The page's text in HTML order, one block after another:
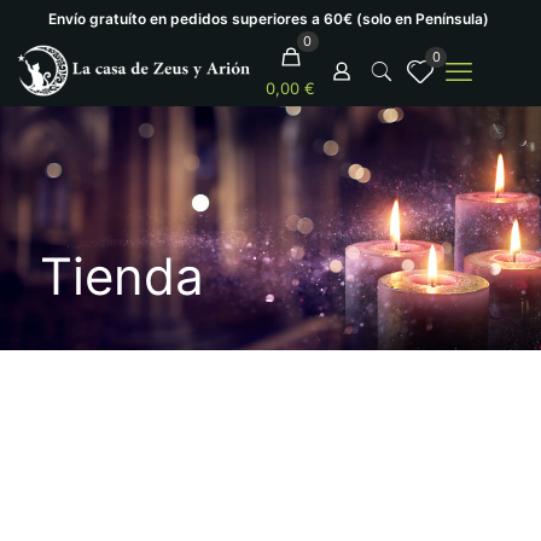
Envío gratuíto en pedidos superiores a 60€ (solo en Península)
0
0,00 €
0
Tienda